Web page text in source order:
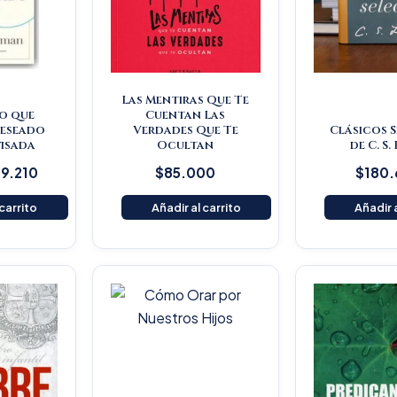
que
Las Mentiras Que Te
Cuentan Las
Verdades Que Te
Ocultan
$85.000
Añadir al carrito
Clásicos
de C. S.
$
Añadir